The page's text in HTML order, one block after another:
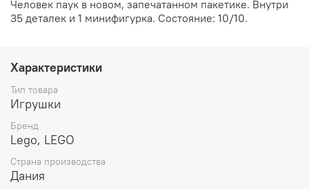
Человек паук в новом, запечатанном пакетике. Внутри
35 деталек и 1 минифигурка. Состояние: 10/10.
Характеристики
Тип товара
Игрушки
Бренд
Lego, LEGO
Страна производства
Дания